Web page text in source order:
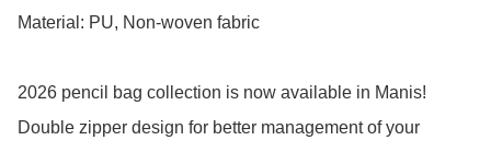
Material: PU, Non-woven fabric
2026 pencil bag collection is now available in Manis!
Double zipper design for better management of your